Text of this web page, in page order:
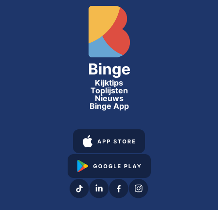
Kijktips
Toplijsten
Nieuws
Binge App